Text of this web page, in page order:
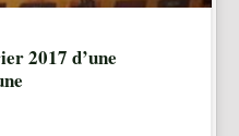
2017 d’une